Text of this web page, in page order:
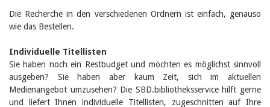
Bibliosuisse
Kantonale
Schweizer Literatur
Alle Tags
Autoren
Julie Greub
Die Recherche in den verschiedenen Ordnern ist einfach, genauso
wie das Bestellen.
Individuelle Titellisten
Sie haben noch ein Restbudget und möchten es möglichst sinnvoll
ausgeben? Sie haben aber kaum Zeit, sich im aktuellen
Medienangebot umzusehen? Die SBD.bibliotheksservice hilft gerne
und liefert Ihnen individuelle Titellisten, zugeschnitten auf Ihre